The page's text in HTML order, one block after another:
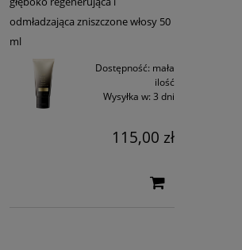
odmładzająca zniszczone włosy 50
ml
Dostępność: mała
ilość
Wysyłka w: 3 dni
115,00 zł